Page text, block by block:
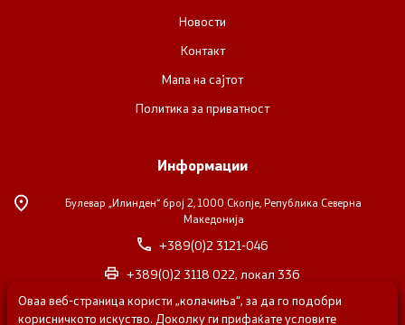
Новости
Контакт
Мапа на сајтот
Политика за приватност
Информации
Булевар „Илинден“ број 2, 1000 Скопје, Република Северна
Македонија
+389(0)2 3121-046
+389(0)2 3118 022, локал 336
nvosorabotka@gs.gov.mk
Оваа веб-страница користи „колачиња“, за да го подобри
корисничкото искуство. Доколку ги прифаќате условите